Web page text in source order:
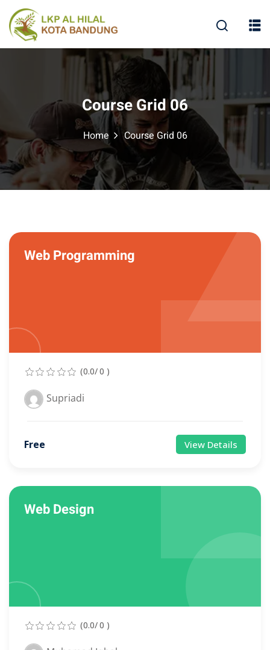
Course Grid 06
Home Course Grid 06
Web Programming
(0.0/ 0 )
Supriadi
Free View Details
Web Design
(0.0/ 0 )